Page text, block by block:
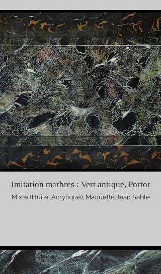
Imitation marbres : Vert antique, Portor
Mixte (Huile, Acrylique), Maquette Jean Sablé